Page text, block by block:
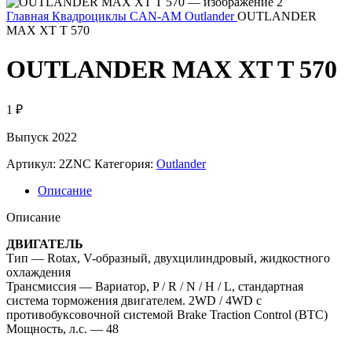
Главная Квадроциклы CAN-AM OutlanderOUTLANDER
MAX XT T 570
OUTLANDER MAX XT T 570
1 ₽
Выпуск 2022
Артикул: 2ZNC Категория: Outlander
Описание
Описание
ДВИГАТЕЛЬ
Тип — Rotax, V-образный, двухцилиндровый, жидкостного
охлаждения
Трансмиссия — Вариатор, P / R / N / H / L, стандартная
система торможения двигателем. 2WD / 4WD с
противобуксовочной системой Brake Traction Control (BTC)
Мощность, л.с. — 48